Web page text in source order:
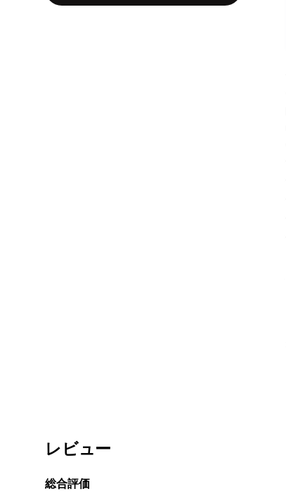
レビュー
総合評価